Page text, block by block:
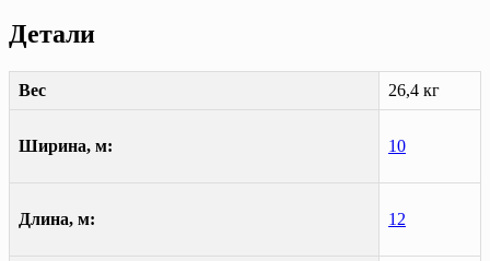
Детали
Вес 26,4 кг
Ширина, м: 10
Длина, м: 12